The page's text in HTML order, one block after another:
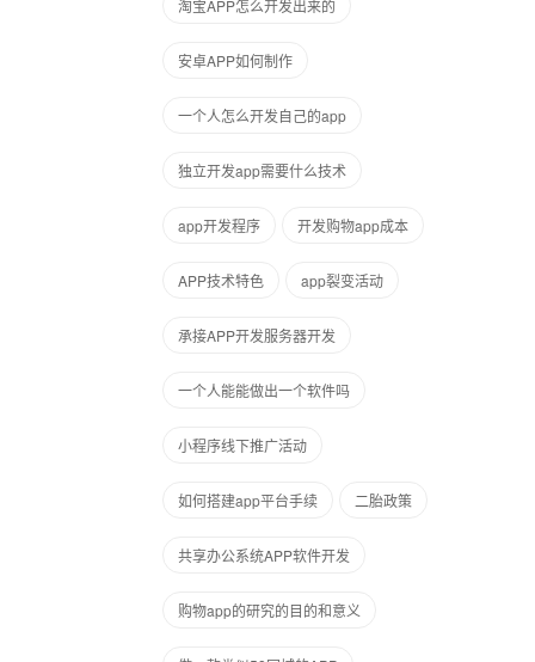
淘宝APP怎么开发出来的
安卓APP如何制作
一个人怎么开发自己的app
独立开发app需要什么技术
app开发程序 开发购物app成本
APP技术特色 app裂变活动
承接APP开发服务器开发
一个人能能做出一个软件吗
小程序线下推广活动
如何搭建app平台手续 二胎政策
共享办公系统APP软件开发
购物app的研究的目的和意义